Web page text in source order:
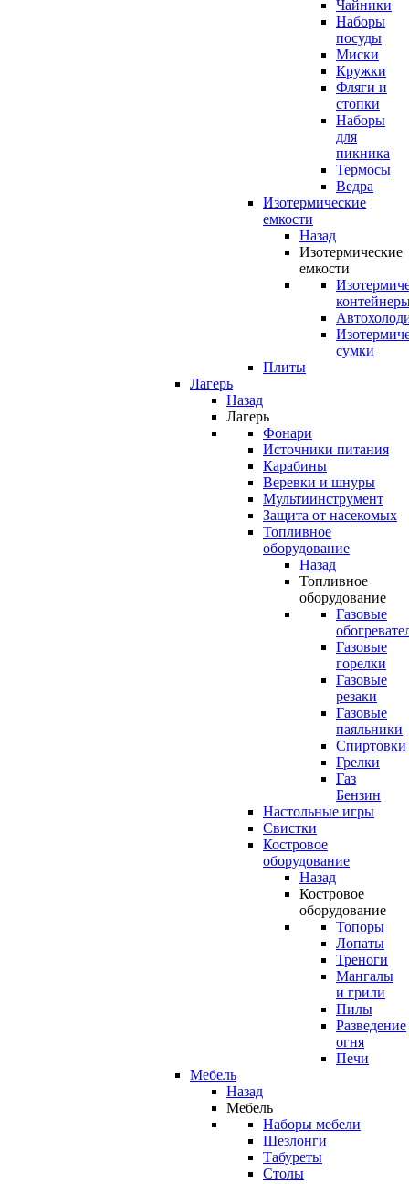
Чайники
Наборы
посуды
Миски
Кружки
Фляги и
стопки
Наборы
для
пикника
Термосы
Ведра
Изотермические
емкости
Назад
Изотермические
емкости
сумки
Плиты
Лагерь
Назад
Лагерь
Фонари
Источники питания
Карабины
Веревки и шнуры
Мультиинструмент
Защита от насекомых
Топливное
оборудование
Назад
Топливное
оборудование
Газовые
Газовые
горелки
Газовые
резаки
Газовые
паяльники
Спиртовки
Грелки
Газ
Бензин
Настольные игры
Свистки
Костровое
оборудование
Назад
Костровое
оборудование
Топоры
Лопаты
Треноги
Мангалы
и грили
Пилы
Разведение
огня
Печи
Мебель
Назад
Мебель
Наборы мебели
Шезлонги
Табуреты
Столы